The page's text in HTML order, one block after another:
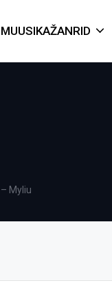
MUUSIKAŽANRID
Myliu